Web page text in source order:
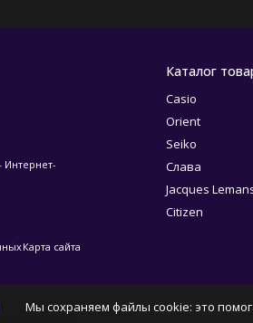
Карта сайта
Каталог
Casio
Orient
Seiko
Слава
Jacques
Citizen
Мы сохраняем файлы cookie: это